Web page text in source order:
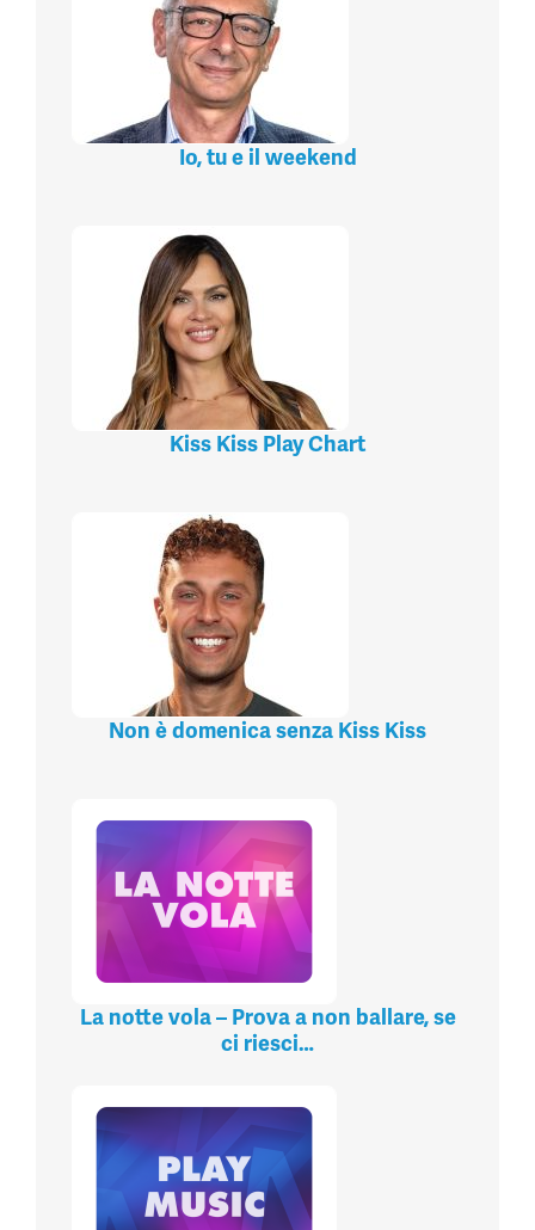
Io, tu e il weekend
Kiss Kiss Play Chart
Non è domenica senza Kiss Kiss
La notte vola – Prova a non ballare, se
ci riesci…